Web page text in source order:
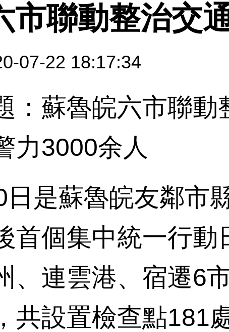
市聯動整治交
07-22 18:17:34
蘇魯皖六市聯動
力3000余人
蘇魯皖友鄰市
首個集中統一行動
、連雲港、宿遷6
共設置檢查點181